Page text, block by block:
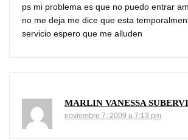
ps mi problema es que no puedo entrar
no me deja me dice que esta
servicio espero que me alluden
MARLIN VANESSA SUBERVI
noviembre 7, 2009 a 7:13 pm